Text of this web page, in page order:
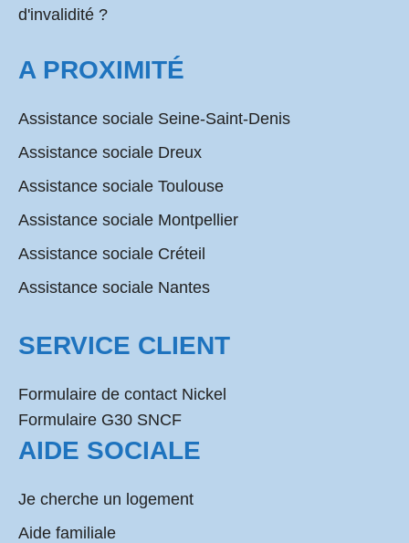
d'invalidité ?
A PROXIMITÉ
Assistance sociale Seine-Saint-Denis
Assistance sociale Dreux
Assistance sociale Toulouse
Assistance sociale Montpellier
Assistance sociale Créteil
Assistance sociale Nantes
SERVICE CLIENT
Formulaire de contact Nickel
Formulaire G30 SNCF
AIDE SOCIALE
Je cherche un logement
Aide familiale